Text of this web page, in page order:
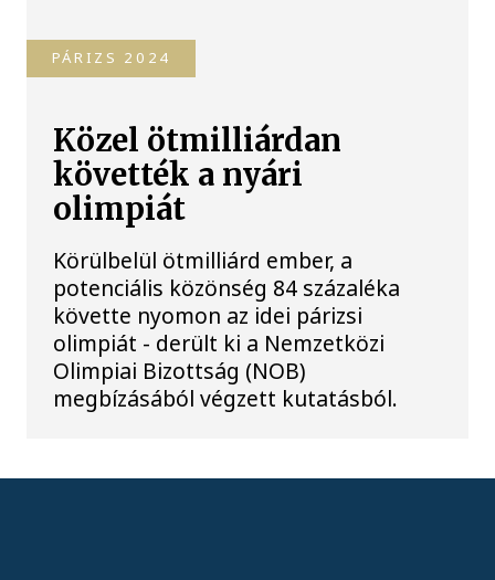
PÁRIZS 2024
Közel ötmilliárdan
követték a nyári
olimpiát
Körülbelül ötmilliárd ember, a
potenciális közönség 84 százaléka
követte nyomon az idei párizsi
olimpiát - derült ki a Nemzetközi
Olimpiai Bizottság (NOB)
megbízásából végzett kutatásból.